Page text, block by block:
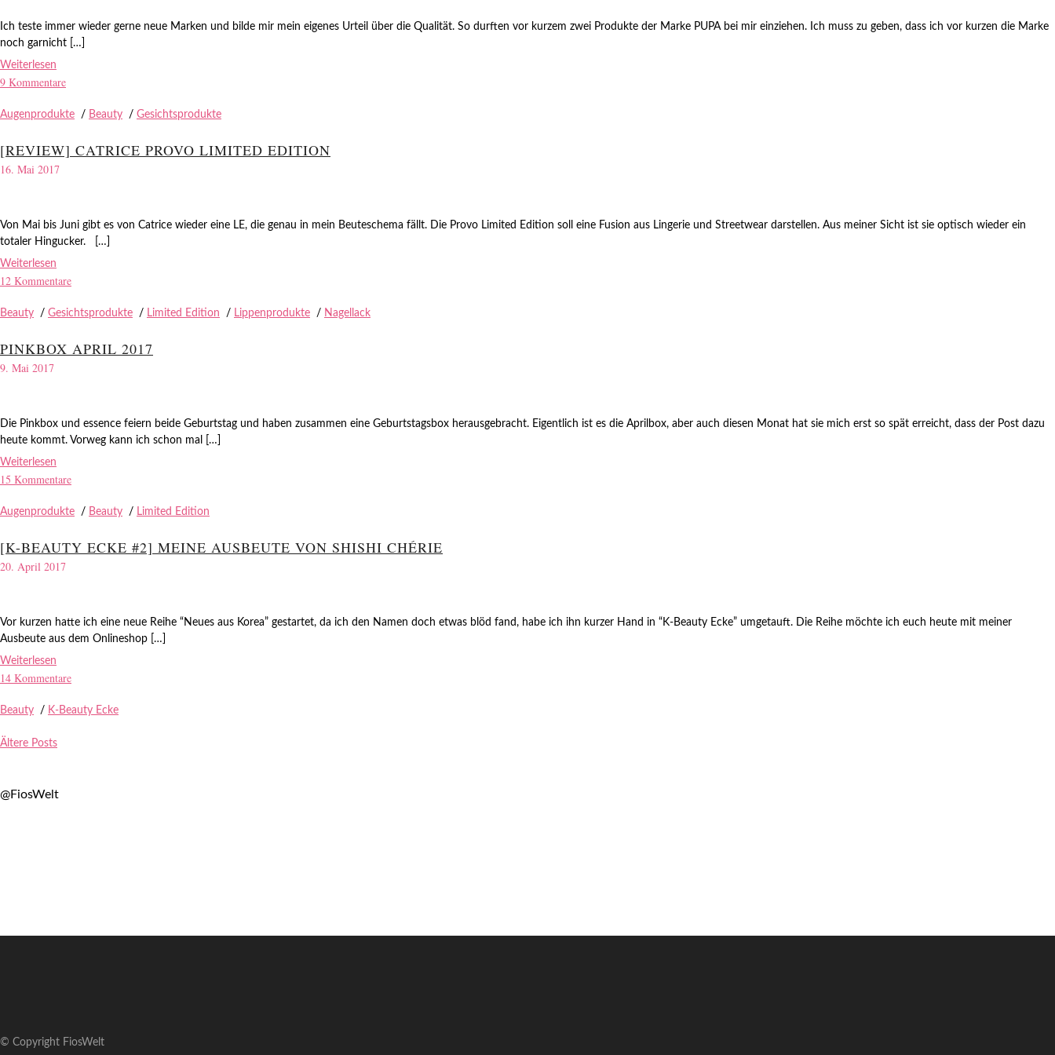
Ich teste immer wieder gerne neue Marken und bilde mir mein eigenes Urteil über die Qualität. So durften vor kurzem zwei Produkte der Marke PUPA bei mir einziehen. Ich muss zu geben, dass ich vor kurzen die Marke
noch garnicht […]
Weiterlesen
9 Kommentare
Augenprodukte / Beauty / Gesichtsprodukte
[REVIEW] CATRICE PROVO LIMITED EDITION
16. Mai 2017
Von Mai bis Juni gibt es von Catrice wieder eine LE, die genau in mein Beuteschema fällt. Die Provo Limited Edition soll eine Fusion aus Lingerie und Streetwear darstellen. Aus meiner Sicht ist sie optisch wieder ein
totaler Hingucker. […]
Weiterlesen
12 Kommentare
Beauty / Gesichtsprodukte / Limited Edition / Lippenprodukte / Nagellack
PINKBOX APRIL 2017
9. Mai 2017
Die Pinkbox und essence feiern beide Geburtstag und haben zusammen eine Geburtstagsbox herausgebracht. Eigentlich ist es die Aprilbox, aber auch diesen Monat hat sie mich erst so spät erreicht, dass der Post dazu
heute kommt. Vorweg kann ich schon mal […]
Weiterlesen
15 Kommentare
Augenprodukte / Beauty / Limited Edition
[K-BEAUTY ECKE #2] MEINE AUSBEUTE VON SHISHI CHÉRIE
20. April 2017
Vor kurzen hatte ich eine neue Reihe “Neues aus Korea” gestartet, da ich den Namen doch etwas blöd fand, habe ich ihn kurzer Hand in “K-Beauty Ecke” umgetauft. Die Reihe möchte ich euch heute mit meiner
Ausbeute aus dem Onlineshop […]
Weiterlesen
14 Kommentare
Beauty / K-Beauty Ecke
Ältere Posts
@FiosWelt
© Copyright FiosWelt